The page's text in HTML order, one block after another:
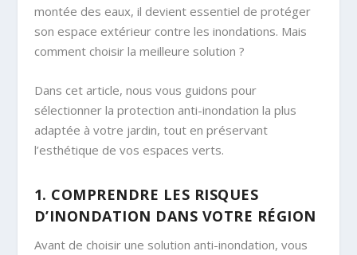
montée des eaux, il devient essentiel de protéger
son espace extérieur contre les inondations. Mais
comment choisir la meilleure solution ?
Dans cet article, nous vous guidons pour
sélectionner la protection anti-inondation la plus
adaptée à votre jardin, tout en préservant
l’esthétique de vos espaces verts.
1. COMPRENDRE LES RISQUES
D’INONDATION DANS VOTRE RÉGION
Avant de choisir une solution anti-inondation, vous